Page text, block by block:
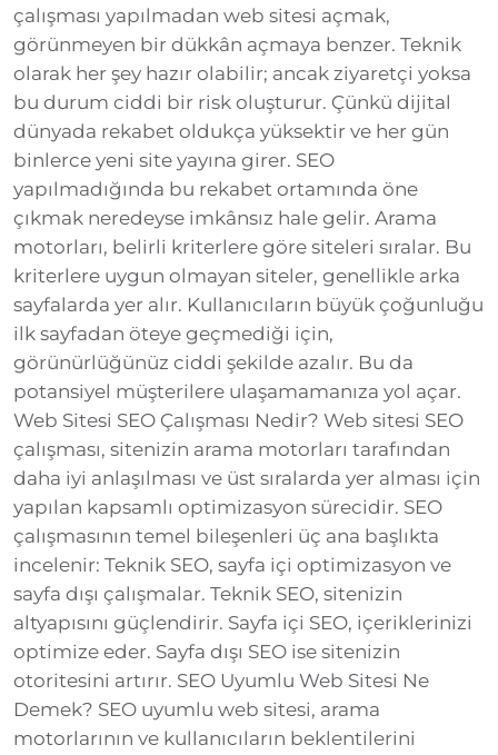
çalışması yapılmadan web sitesi açmak,
görünmeyen bir dükkân açmaya benzer. Teknik
olarak her şey hazır olabilir; ancak ziyaretçi yoksa
bu durum ciddi bir risk oluşturur. Çünkü dijital
dünyada rekabet oldukça yüksektir ve her gün
binlerce yeni site yayına girer. SEO
yapılmadığında bu rekabet ortamında öne
çıkmak neredeyse imkânsız hale gelir. Arama
motorları, belirli kriterlere göre siteleri sıralar. Bu
kriterlere uygun olmayan siteler, genellikle arka
sayfalarda yer alır. Kullanıcıların büyük çoğunluğu
ilk sayfadan öteye geçmediği için,
görünürlüğünüz ciddi şekilde azalır. Bu da
potansiyel müşterilere ulaşamamanıza yol açar.
Web Sitesi SEO Çalışması Nedir? Web sitesi SEO
çalışması, sitenizin arama motorları tarafından
daha iyi anlaşılması ve üst sıralarda yer alması için
yapılan kapsamlı optimizasyon sürecidir. SEO
çalışmasının temel bileşenleri üç ana başlıkta
incelenir: Teknik SEO, sayfa içi optimizasyon ve
sayfa dışı çalışmalar. Teknik SEO, sitenizin
altyapısını güçlendirir. Sayfa içi SEO, içeriklerinizi
optimize eder. Sayfa dışı SEO ise sitenizin
otoritesini artırır. SEO Uyumlu Web Sitesi Ne
Demek? SEO uyumlu web sitesi, arama
motorlarının ve kullanıcıların beklentilerini